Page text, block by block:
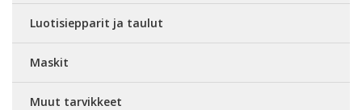
Luotisiepparit ja taulut
Maskit
Muut tarvikkeet